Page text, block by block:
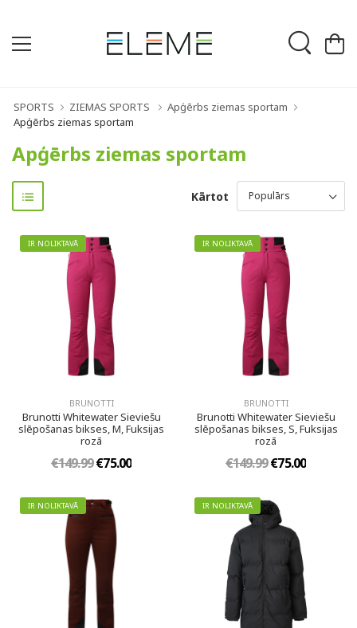
SPORTS ZIEMAS SPORTS
Apģērbs ziemas sportam
Apģērbs ziemas sportam
Apģērbs ziemas sportam
Kārtot
IR NOLIKTAVĀ
BRUNOTTI
Brunotti Whitewater Sieviešu
slēpošanas bikses, M, Fuksijas
rozā
€149.99€75.00
IR NOLIKTAVĀ
BRUNOTTI
Brunotti Whitewater Sieviešu
slēpošanas bikses, S, Fuksijas
rozā
€149.99€75.00
IR NOLIKTAVĀ IR NOLIKTAVĀ